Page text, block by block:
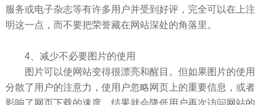
服务或电子杂志等有许多用户并受到好评，完全可以在上注
明这一点，而不要把荣誉藏在网站深处的角落里。
4、减少不必要图片的使用
图片可以使网站变得很漂亮和醒目。但如果图片的使用
分散了用户的注意力，使用户忽略网页上的重要信息，或者
影响了网页下载的速度，结果就会降低用户再次访问网站的